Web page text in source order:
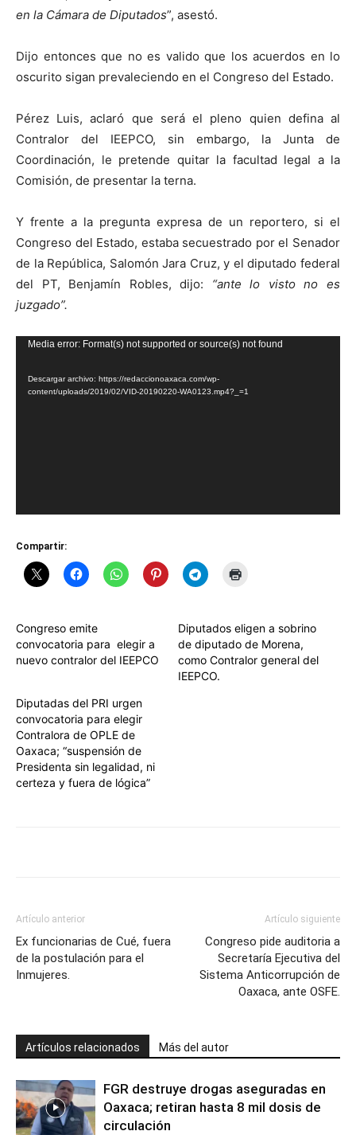
en la Cámara de Diputados”, asestó.
Dijo entonces que no es valido que los acuerdos en lo
oscurito sigan prevaleciendo en el Congreso del Estado.
Pérez Luis, aclaró que será el pleno quien defina al
Contralor del IEEPCO, sin embargo, la Junta de
Coordinación, le pretende quitar la facultad legal a la
Comisión, de presentar la terna.
Y frente a la pregunta expresa de un reportero, si el
Congreso del Estado, estaba secuestrado por el Senador
de la República, Salomón Jara Cruz, y el diputado federal
del PT, Benjamín Robles, dijo: “ante lo visto no es
juzgado”.
Reproductor
vídeo
Media error: Format(s) not supported or source(s) not found
Descargar archivo: https://redaccionoaxaca.com/wp-
content/uploads/2019/02/VID-20190220-WA0123.mp4?_=1
Compartir:
Congreso emite
convocatoria para elegir a
nuevo contralor del IEEPCO
Diputados eligen a sobrino
de diputado de Morena,
como Contralor general del
IEEPCO.
Diputadas del PRI urgen
convocatoria para elegir
Contralora de OPLE de
Oaxaca; “suspensión de
Presidenta sin legalidad, ni
certeza y fuera de lógica”
Artículo anterior
Ex funcionarias de Cué, fuera
de la postulación para el
Inmujeres.
Artículo siguiente
Congreso pide auditoria a
Secretaría Ejecutiva del
Sistema Anticorrupción de
Oaxaca, ante OSFE.
Artículos relacionados Más del autor
FGR destruye drogas aseguradas en
Oaxaca; retiran hasta 8 mil dosis de
circulación